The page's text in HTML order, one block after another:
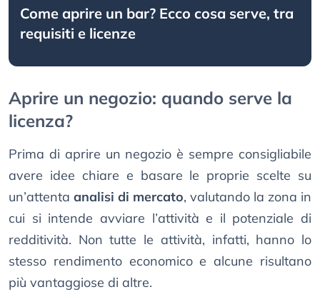
Come aprire un bar? Ecco cosa serve, tra
requisiti e licenze
Aprire un negozio: quando serve la
licenza?
Prima di aprire un negozio è sempre consigliabile
avere idee chiare e basare le proprie scelte su
un’attenta analisi di mercato, valutando la zona in
cui si intende avviare l’attività e il potenziale di
redditività. Non tutte le attività, infatti, hanno lo
stesso rendimento economico e alcune risultano
più vantaggiose di altre.